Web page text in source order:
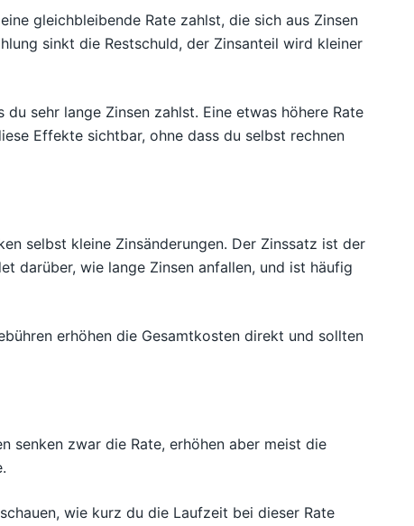
gleichbleibende Rate zahlst, die sich aus Zinsen
sinkt die Restschuld, der Zinsanteil wird kleiner
sehr lange Zinsen zahlst. Eine etwas höhere Rate
Effekte sichtbar, ohne dass du selbst rechnen
selbst kleine Zinsänderungen. Der Zinssatz ist der
darüber, wie lange Zinsen anfallen, und ist häufig
erhöhen die Gesamtkosten direkt und sollten
senken zwar die Rate, erhöhen aber meist die
wie kurz du die Laufzeit bei dieser Rate